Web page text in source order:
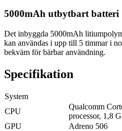
5000mAh utbytbart batteri
Det inbyggda 5000mAh
kan användas i upp till 5 timmar i
bekväm för bärbar användning.
Specifikation
System
CPU
Qualcomm
processor, 1,8
GPU
Adreno 506